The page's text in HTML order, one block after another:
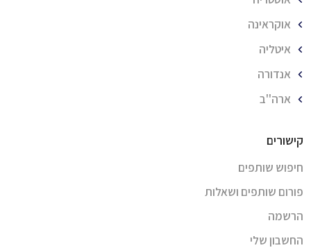
אוקראינה
איטליה
אנדורה
ארה''ב
קישורים
חיפוש שותפים
פורום שותפים ושאלות
הרשמה
החשבון שלי